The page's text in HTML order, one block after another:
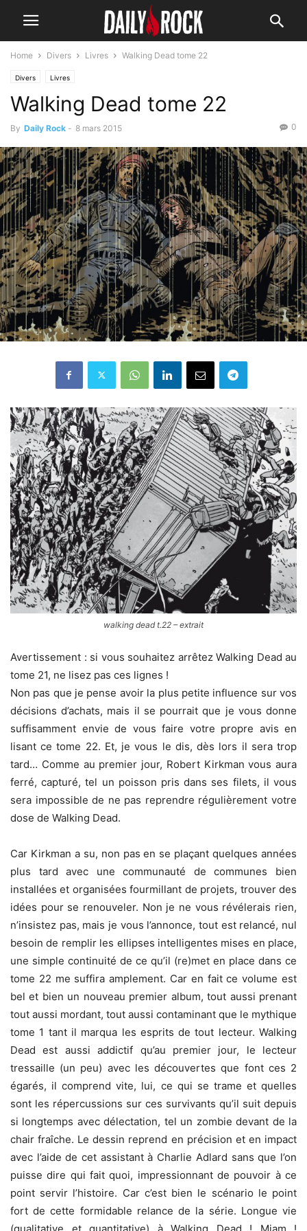
Home Divers Livres Walking Dead tome 22
Divers Livres
Walking Dead tome 22
By Daily Rock - 8 mars 2015 0
walking dead t.22 – extrait
Avertissement : si vous souhaitez arrêtez Walking Dead au
tome 21, ne lisez pas ces lignes !
Non pas que je pense avoir la plus petite influence sur vos
décisions d’achats, mais il se pourrait que je vous donne
suffisamment envie de vous faire votre propre avis en
lisant ce tome 22. Et, je vous le dis, dès lors il sera trop
tard… Comme au premier jour, Robert Kirkman vous aura
ferré, capturé, tel un poisson pris dans ses filets, il vous
sera impossible de ne pas reprendre régulièrement votre
dose de Walking Dead.
Car Kirkman a su, non pas en se plaçant quelques années
plus tard avec une communauté de communes bien
installées et organisées fourmillant de projets, trouver des
idées pour se renouveler. Non je ne vous révélerais rien,
n’insistez pas, mais je vous l’annonce, tout est relancé, nul
besoin de remplir les ellipses intelligentes mises en place,
une simple continuité de ce qu’il (re)met en place dans ce
tome 22 me suffira amplement. Car en fait ce volume est
bel et bien un nouveau premier album, tout aussi prenant
tout aussi mordant, tout aussi contaminant que le mythique
tome 1 tant il marqua les esprits de tout lecteur. Walking
Dead est aussi addictif qu’au premier jour, le lecteur
tressaille (un peu) avec les découvertes que font ces 2
égarés, il comprend vite, lui, ce qui se trame et quelles
sont les répercussions sur ces survivants qu’il suit depuis
si longtemps avec délectation, tel un zombie devant de la
chair fraîche. Le dessin reprend en précision et en impact
avec l’aide de cet assistant à Charlie Adlard sans que l’on
puisse dire qui fait quoi, impressionnant de pouvoir à ce
point servir l’histoire. Car c’est bien le scénario le point
fort de cette formidable relance de la série. Longue vie